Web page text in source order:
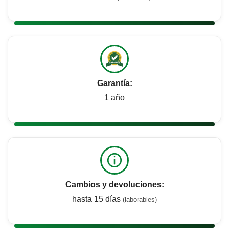
Garantía:
1 año
Cambios y devoluciones:
hasta 15 días (laborables)